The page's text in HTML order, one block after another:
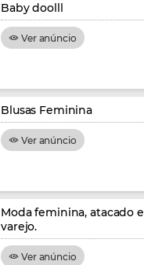
Baby doolll
Ver anúncio
Blusas Feminina
Ver anúncio
Moda feminina, atacado e
varejo.
Ver anúncio